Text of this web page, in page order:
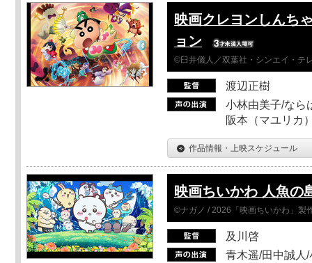
映画クレヨンしんち
ョン
©臼井儀人／双葉社・シンエイ・テ
渡辺正樹
小林由美子/なら
阪本（マユリカ
作品情報・上映スケジュール
映画ちいかわ 人魚の
©ナガノ / 2026「映画ちいかわ」製
及川啓
青木遥/田中誠人